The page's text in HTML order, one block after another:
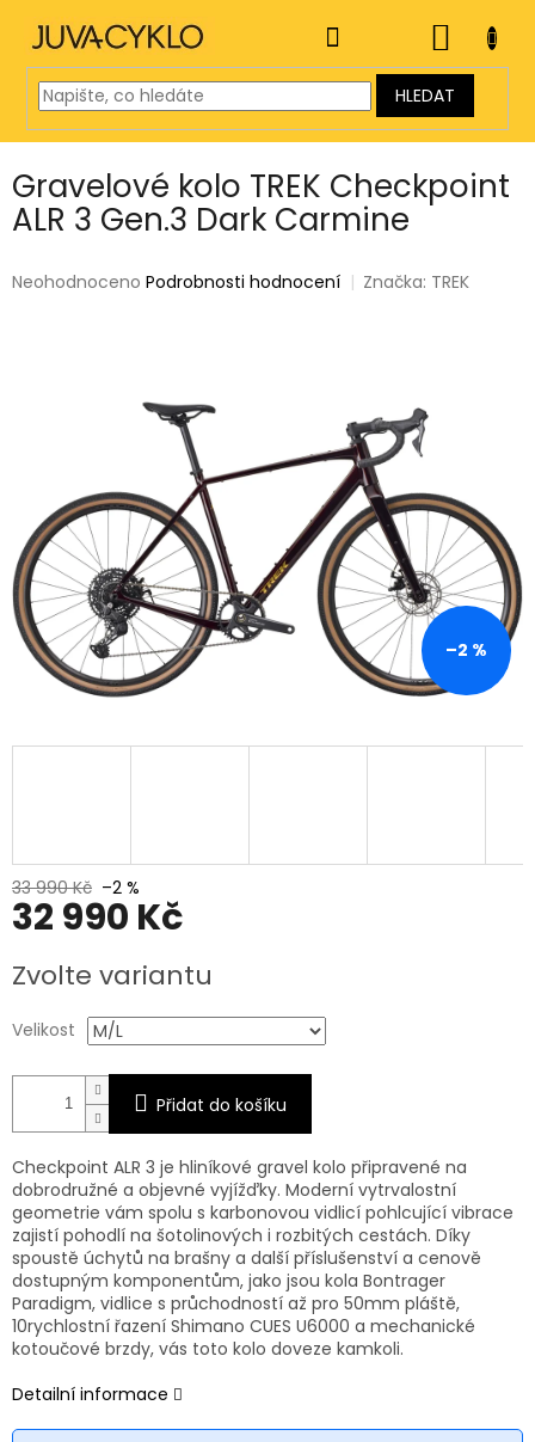
obsah
HLEDAT
KOŠÍK
Gravelové kolo TREK Checkpoint
ALR 3 Gen.3 Dark Carmine
Průměrné
Neohodnoceno Podrobnosti hodnocení Značka: TREK
–2 %
33 990 Kč –2 %
32 990 Kč
cena:
Zvolte variantu
Velikost
Přidat do košíku
Checkpoint ALR 3 je hliníkové gravel kolo připravené na
dobrodružné a objevné vyjížďky. Moderní vytrvalostní
geometrie vám spolu s karbonovou vidlicí pohlcující vibrace
zajistí pohodlí na šotolinových i rozbitých cestách. Díky
spoustě úchytů na brašny a další příslušenství a cenově
dostupným komponentům, jako jsou kola Bontrager
Paradigm, vidlice s průchodností až pro 50mm pláště,
10rychlostní řazení Shimano CUES U6000 a mechanické
kotoučové brzdy, vás toto kolo doveze kamkoli.
Detailní informace